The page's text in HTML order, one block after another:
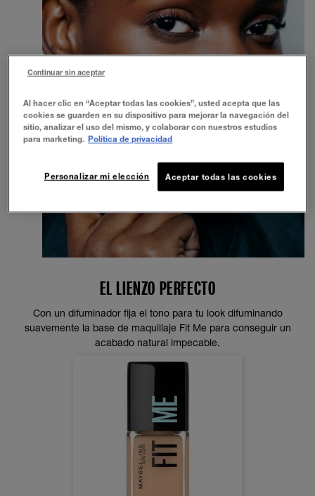
EL LIENZO PERFECTO
Con un difuminador fija el tono para tu look difuminando
suavemente la base de maquillaje Fit Me para conseguir un
acabado natural impecable.
Al hacer clic en “Aceptar todas las cookies”, usted acepta que las
cookies se guarden en su dispositivo para mejorar la navegación del
sitio, analizar el uso del mismo, y colaborar con nuestros estudios
para marketing. Política de privacidad
Aceptar todas las cookies
Personalizar mi elección
Continuar sin aceptar